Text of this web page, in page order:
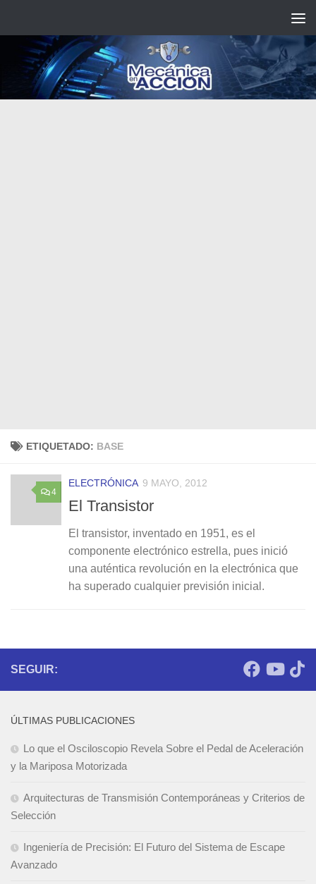
ETIQUETADO: BASE
4
ELECTRÓNICA 9 MAYO, 2012
El Transistor
El transistor, inventado en 1951, es el
componente electrónico estrella, pues inició
una auténtica revolución en la electrónica que
ha superado cualquier previsión inicial.
SEGUIR:
ÚLTIMAS PUBLICACIONES
Lo que el Osciloscopio Revela Sobre el Pedal de Aceleración
y la Mariposa Motorizada
Arquitecturas de Transmisión Contemporáneas y Criterios de
Selección
Ingeniería de Precisión: El Futuro del Sistema de Escape
Avanzado